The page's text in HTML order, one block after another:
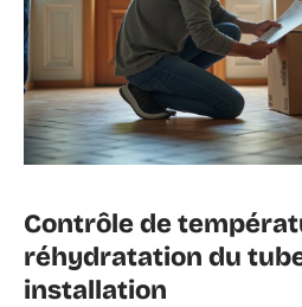
Contrôle de
réhydratation du
installation